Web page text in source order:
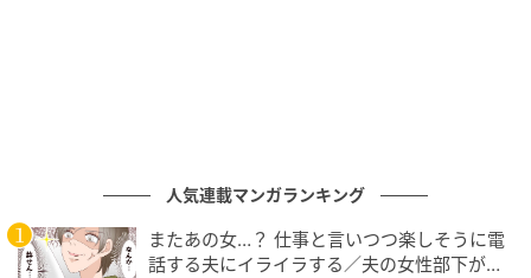
・環境省「温泉に関するデータ（令和6年度温泉利用状
人気連載マンガランキング
またあの女…？ 仕事と言いつつ楽しそうに電
話する夫にイライラする／夫の女性部下が気